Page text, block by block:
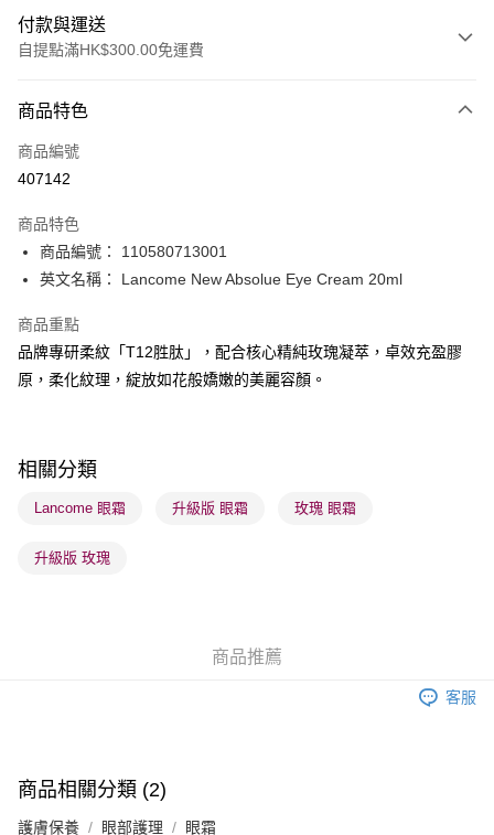
付款與運送
自提點滿HK$300.00免運費
信用卡
Apple Pay
PayMe
WeChat Pay
BoC Pay
送貨方式
每筆HK$65.00，滿HK$300.00或以上免運費
確認發貨後1-3 工作天送達，訂單將隨機分配至SF順豐速運或京東
(香港門市) 只顯示可選門市。確認發貨後2-5個工作天到店，3天內
取。逾期會取消訂單，並不會安排重寄
商品特色
商品編號
407142
商品特色
商品編號： 110580713001
英文名稱： Lancome New Absolue Eye Cream 20ml
商品重點
品牌專研柔紋「T12胜肽」，配合核心精純玫瑰凝萃，卓效充盈膠
原，柔化紋理，綻放如花般嬌嫩的美麗容顏。
相關分類
Lancome 眼霜 升級版 眼霜 玫瑰 眼霜
升級版 玫瑰
商品推薦
客服
商品相關分類 (2)
護膚保養 眼部護理 眼霜